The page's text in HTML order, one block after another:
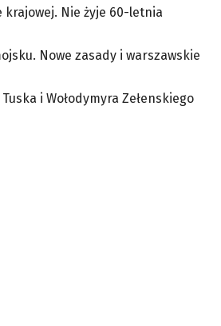
krajowej. Nie żyje 60-letnia
Nowe zasady i warszawskie
i Wołodymyra Zełenskiego